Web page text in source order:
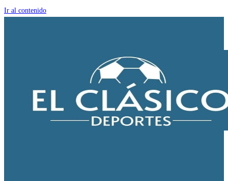
Ir al contenido